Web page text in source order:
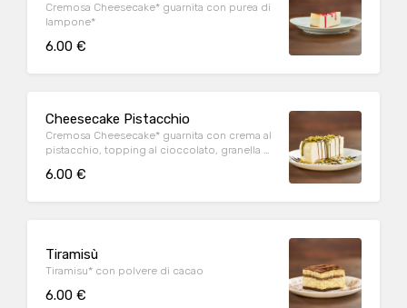
Cremosa Cheesecake* guarnita con purea di
lampone*
6.00 €
Cheesecake Pistacchio
Cremosa Cheesecake* guarnita con crema al
pistacchio, topping al cioccolato, granella di
6.00 €
Tiramisù
Tiramisu* con polvere di cacao
6.00 €